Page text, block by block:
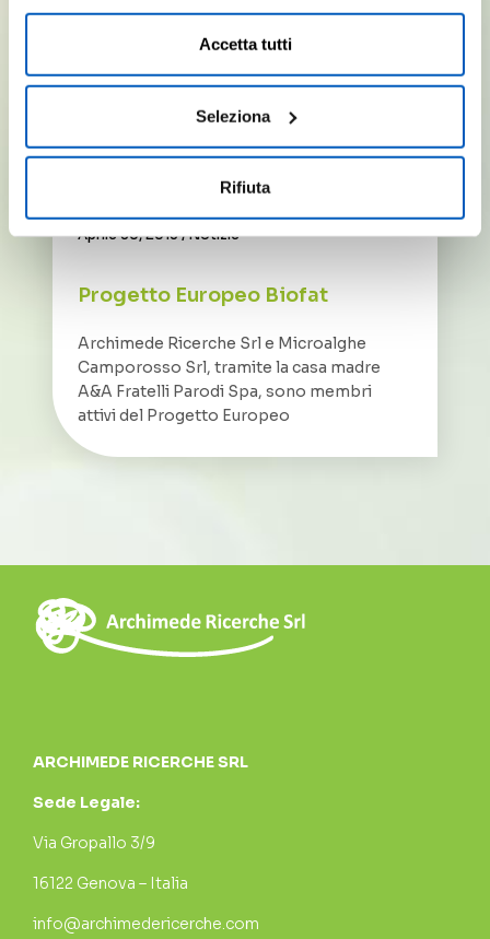
dei cookie necessari. Per saperne di più ed
eventualmente modificare il tuo consenso, consulta
liberamente prestare, rifiutare o revocare il proprio
consenso in qualsiasi momento, accedendo al pannello
Mostra Dettagli.
Accetta tutti
Seleziona
Rifiuta
Aprile 30, 2015 / Notizie
Progetto Europeo Biofat
Archimede Ricerche Srl e Microalghe
Camporosso Srl, tramite la casa madre
A&A Fratelli Parodi Spa, sono membri
attivi del Progetto Europeo
ARCHIMEDE RICERCHE SRL
Sede Legale:
Via Gropallo 3/9
16122 Genova – Italia
info@archimedericerche.com